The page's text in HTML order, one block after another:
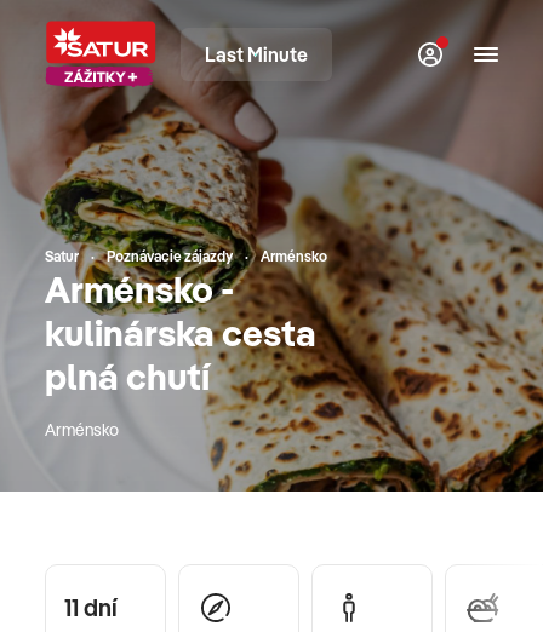
Last Minute
Satur Poznávacie zájazdy Arménsko
Arménsko -
kulinárska cesta
plná chutí
Arménsko
11 dní